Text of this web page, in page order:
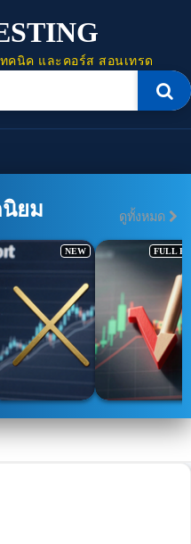
คนิค และคอร์ส สอนเทรด
ยม ดูทั้งหมด
NEW FULL